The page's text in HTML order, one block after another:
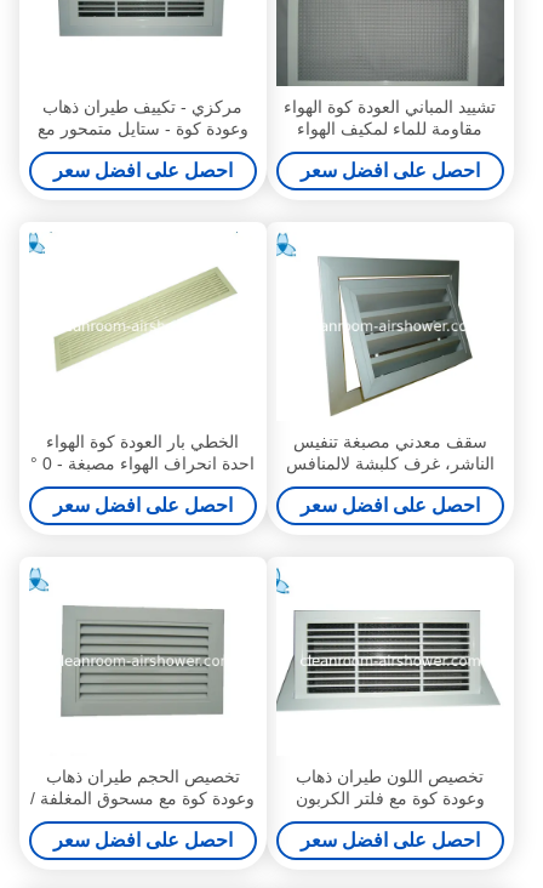
تشييد المباني العودة كوة الهواء
مقاومة للماء لمكيف الهواء
احصل على افضل سعر
مركزي - تكييف طيران ذهاب
وعودة كوة - ستايل متمحور مع
تصفية
احصل على افضل سعر
سقف معدني مصبغة تنفيس
الناشر، غرف كلبشة لالمنافس
سقف / تنظيف الهواء في
الأماكن المغلقة
احصل على افضل سعر
الخطي بار العودة كوة الهواء
احدة انحراف الهواء مصبغة - 0 °
/ 30 ° للصناعة الهواء النقي
احصل على افضل سعر
تخصيص اللون طيران ذهاب
وعودة كوة مع فلتر الكربون
المنشط الهواء
احصل على افضل سعر
تخصيص الحجم طيران ذهاب
وعودة كوة مع مسحوق المغلفة /
بأكسيد للمنازل
احصل على افضل سعر